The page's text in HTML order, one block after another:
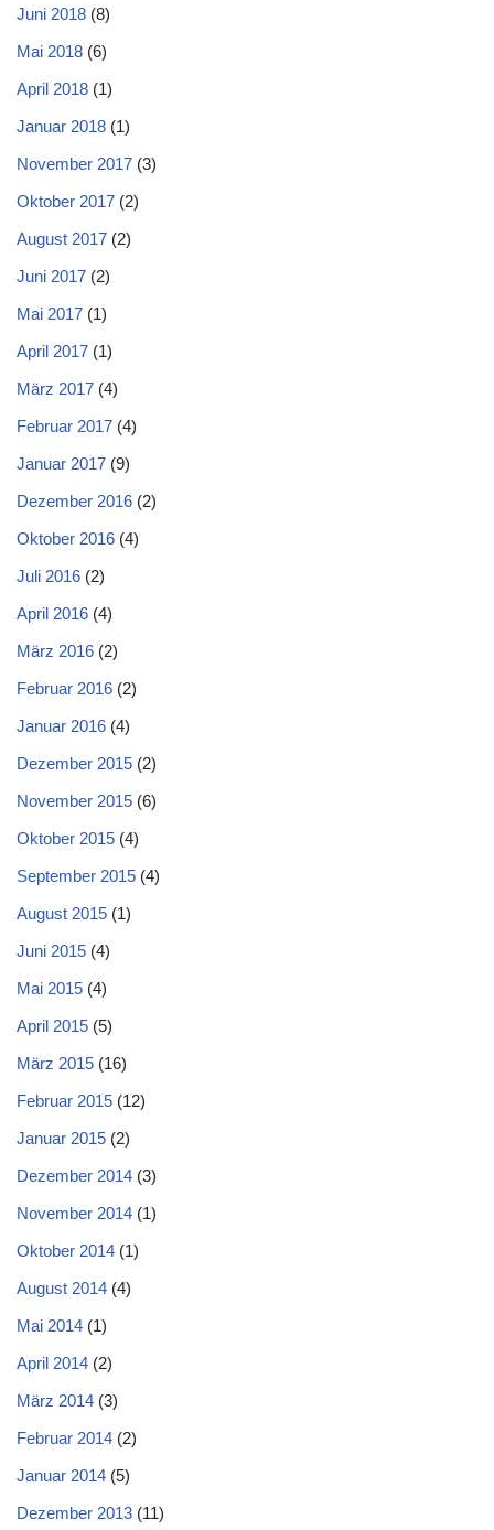
Juni 2018 (8)
Mai 2018 (6)
April 2018 (1)
Januar 2018 (1)
November 2017 (3)
Oktober 2017 (2)
August 2017 (2)
Juni 2017 (2)
Mai 2017 (1)
April 2017 (1)
März 2017 (4)
Februar 2017 (4)
Januar 2017 (9)
Dezember 2016 (2)
Oktober 2016 (4)
Juli 2016 (2)
April 2016 (4)
März 2016 (2)
Februar 2016 (2)
Januar 2016 (4)
Dezember 2015 (2)
November 2015 (6)
Oktober 2015 (4)
September 2015 (4)
August 2015 (1)
Juni 2015 (4)
Mai 2015 (4)
April 2015 (5)
März 2015 (16)
Februar 2015 (12)
Januar 2015 (2)
Dezember 2014 (3)
November 2014 (1)
Oktober 2014 (1)
August 2014 (4)
Mai 2014 (1)
April 2014 (2)
März 2014 (3)
Februar 2014 (2)
Januar 2014 (5)
Dezember 2013 (11)